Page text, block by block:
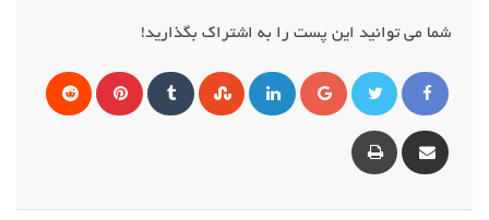
شما می توانید این پست را به اشتراک بگذارید!
گوگل
+
لینکداینStumbleUpon
TumblrپینترستReddit
Share
via
Print